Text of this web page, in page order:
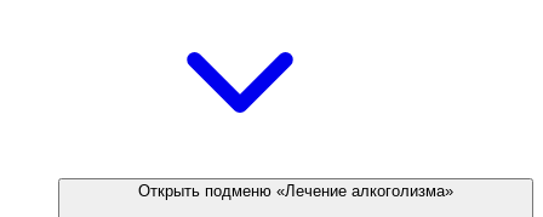
Открыть подменю «Лечение алкоголизма»